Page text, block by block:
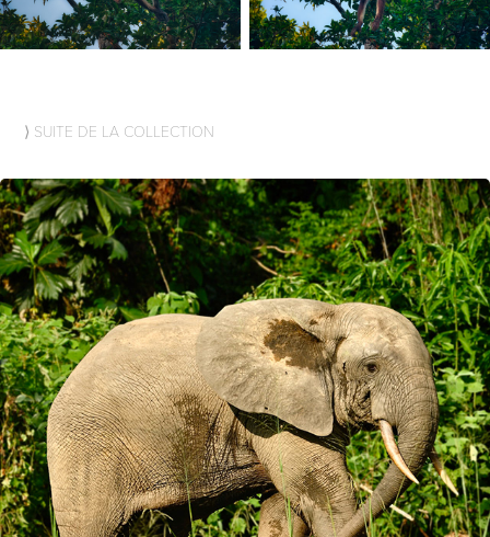
⟩ SUITE DE LA COLLECTION
ÉLÉPHANT DE FORÊT